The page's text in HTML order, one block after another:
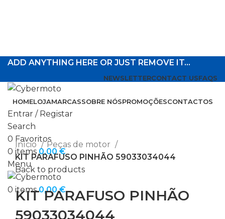
ADD ANYTHING HERE OR JUST REMOVE IT…
NEWSLETTERCONTACT USFAQS
HOMELOJAMARCASSOBRE NÓSPROMOÇÕESCONTACTOS
Entrar / Registar
Search
0 Favoritos
0 items 0,00 €
Menu
0 items 0,00€
Click to enlarge
Início
Peças de motor
KIT PARAFUSO PINHÃO 59033034044
Back to products
KIT PARAFUSO PINHÃO
59033034044